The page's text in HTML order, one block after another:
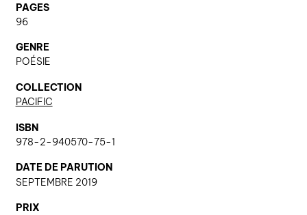
PAGES
96
GENRE
POÉSIE
COLLECTION
PACIFIC
ISBN
978-2-940570-75-1
DATE DE PARUTION
SEPTEMBRE 2019
PRIX